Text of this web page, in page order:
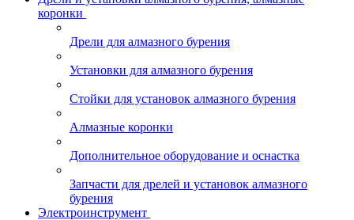
коронки
Дрели для алмазного бурения
Установки для алмазного бурения
Стойки для установок алмазного бурения
Алмазные коронки
Дополнительное оборудование и оснастка
Запчасти для дрелей и установок алмазного
бурения
Электроинструмент